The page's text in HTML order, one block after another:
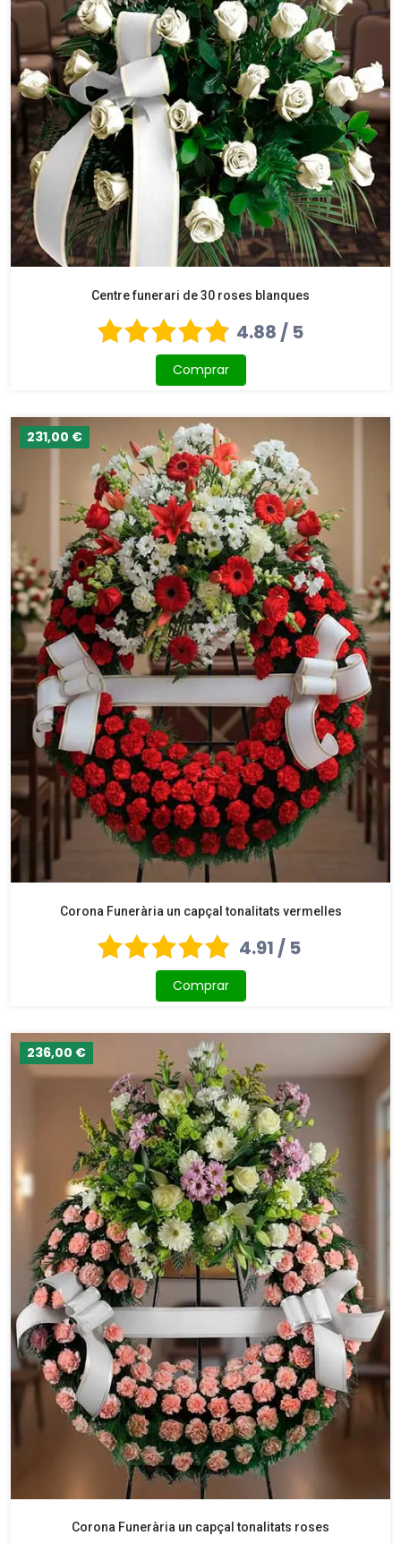
Centre funerari de 30 roses blanques
4.88 / 5
Comprar
231,00 €
Corona Funerària un capçal tonalitats vermelles
4.91 / 5
Comprar
236,00 €
Corona Funerària un capçal tonalitats roses